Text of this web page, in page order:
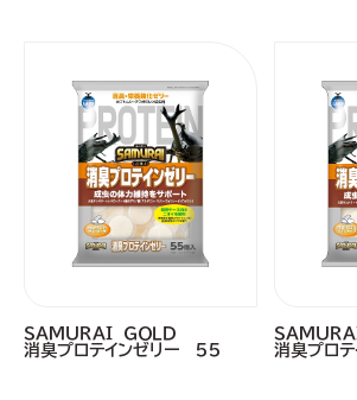
ＳＡＭＵＲＡＩ ＧＯＬＤ
消臭プロテインゼリー ５５
ＳＡＭＵＲ
消臭プロ